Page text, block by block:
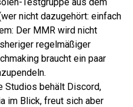
nicht dazugehört: einfach
Der MMR wird nicht
regelmäßiger
braucht ein paar
Studios behält Discord,
im Blick, freut sich aber